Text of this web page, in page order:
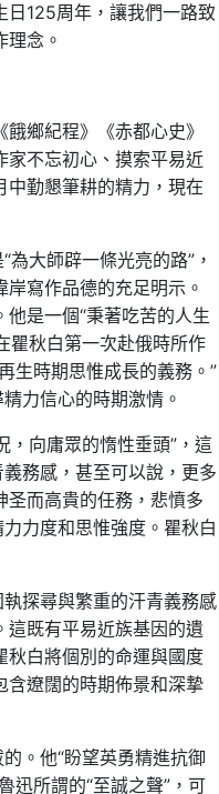
日125周年，讓我們一路致
念。
鄉紀程》《赤都心史》
家不忘初心、摸索平易近
勤懇筆耕的精力，現在
大師辟一條光亮的路”，
寫作品德的充足明示。
是一個“秉著吃苦的人生
瞿秋白第一次赴俄時所作
生時期思惟成長的義務。”
力信心的時期激情。
，向庸眾的惰性垂頭”，這
務感，甚至可以說，更多
圣而高貴的任務，悲憤多
力度和思惟強度。瞿秋白
探尋與繁重的汗青義務感
既有平易近族基因的遺
秋白將個別的命運與國度
含遼闊的時期佈景和深摯
。他“盼望英勇精進抗御
迅所謂的“至誠之聲”，可